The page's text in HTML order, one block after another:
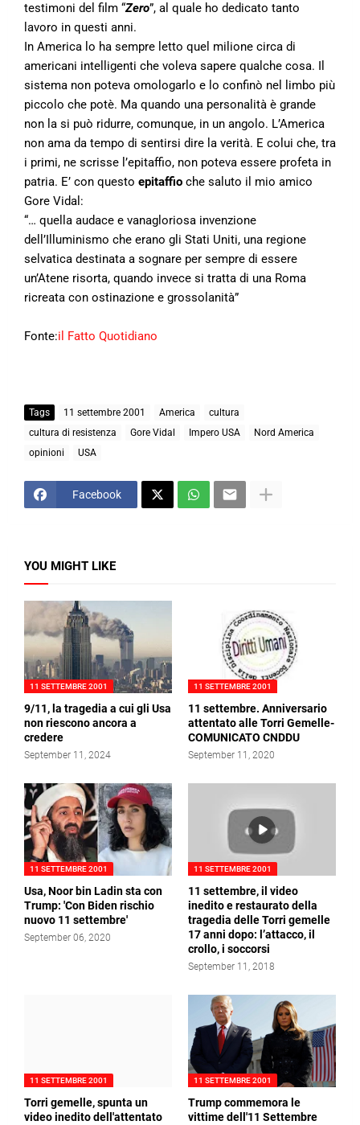
testimoni del film “Zero”, al quale ho dedicato tanto
lavoro in questi anni.
In America lo ha sempre letto quel milione circa di
americani intelligenti che voleva sapere qualche cosa. Il
sistema non poteva omologarlo e lo confinò nel limbo più
piccolo che potè. Ma quando una personalità è grande
non la si può ridurre, comunque, in un angolo. L’America
non ama da tempo di sentirsi dire la verità. E colui che, tra
i primi, ne scrisse l’epitaffio, non poteva essere profeta in
patria. E’ con questo epitaffio che saluto il mio amico
Gore Vidal:
“… quella audace e vanagloriosa invenzione
dell’Illuminismo che erano gli Stati Uniti, una regione
selvatica destinata a sognare per sempre di essere
un’Atene risorta, quando invece si tratta di una Roma
ricreata con ostinazione e grossolanità”
Fonte:il Fatto Quotidiano
Tags 11 settembre 2001 America
cultura
cultura di resistenza
Gore Vidal Impero USA
Nord America
opinioni
USA
Facebook
YOU MIGHT LIKE
11 SETTEMBRE 2001
9/11, la tragedia a cui gli Usa
non riescono ancora a
credere
September 11, 2024
11 SETTEMBRE 2001
11 settembre. Anniversario
attentato alle Torri Gemelle-
COMUNICATO CNDDU
September 11, 2020
11 SETTEMBRE 2001
Usa, Noor bin Ladin sta con
Trump: 'Con Biden rischio
nuovo 11 settembre'
September 06, 2020
11 SETTEMBRE 2001
11 settembre, il video
inedito e restaurato della
tragedia delle Torri gemelle
17 anni dopo: l’attacco, il
crollo, i soccorsi
September 11, 2018
11 SETTEMBRE 2001
Torri gemelle, spunta un
video inedito dell'attentato
11 SETTEMBRE 2001
Trump commemora le
vittime dell'11 Settembre